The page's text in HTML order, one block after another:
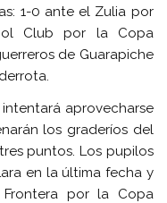
1-0 ante el Zulia por
Club por la Copa
de Guarapiche
aprovecharse
los graderíos del
puntos. Los pupilos
en la última fecha y
por la Copa